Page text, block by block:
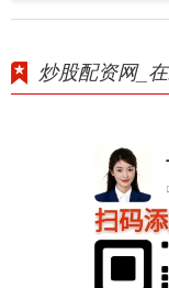
炒股配资网_